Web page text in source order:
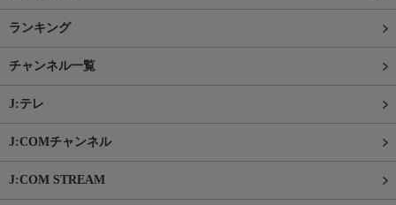
ランキング
チャンネル一覧
J:テレ
J:COMチャンネル
J:COM STREAM